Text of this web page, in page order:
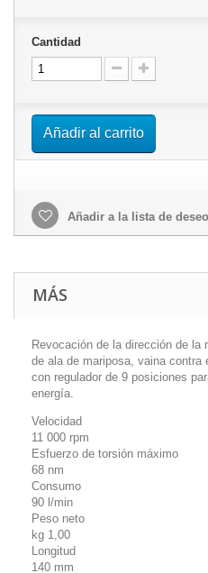
Cantidad
Añadir al carrito
Añadir a la lista de
MÁS
Revocación de la dirección de la
de ala de mariposa, vaina contra
con regulador de 9 posiciones
energía.
Velocidad
11 000 rpm
Esfuerzo de torsión máximo
68 nm
Consumo
90 l/min
Peso neto
kg 1,00
Longitud
140 mm